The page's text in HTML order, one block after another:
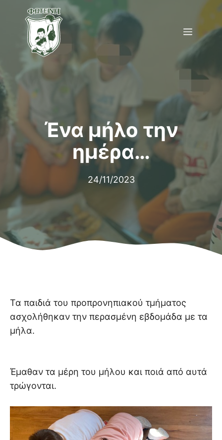
Μετάβαση
περιεχόμενο
Menu
Ένα μήλο την
ημέρα…
24/11/2023
Τα παιδιά του προπρονηπιακού τμήματος
ασχολήθηκαν την περασμένη εβδομάδα με τα
μήλα.
Έμαθαν τα μέρη του μήλου και ποιά από αυτά
τρώγονται.